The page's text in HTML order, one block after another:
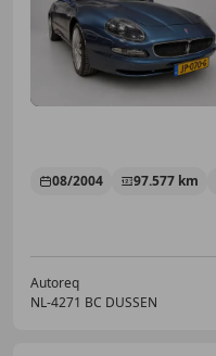
08/2004 97.577 km
Autoreq
NL-4271 BC DUSSEN